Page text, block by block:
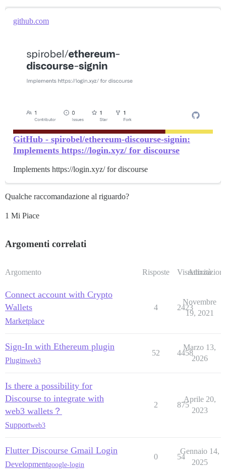
github.com
GitHub - spirobel/ethereum-discourse-signin:
Implements https://login.xyz/ for discourse
Implements https://login.xyz/ for discourse
Qualche raccomandazione al riguardo?
1 Mi Piace
Argomenti correlati
Argomento Risposte Visualizzazioni
Attività
Connect account with Crypto
Wallets
Marketplace
4 2423
Novembre
19, 2021
Sign-In with Ethereum plugin
Pluginweb3
52 4458
Marzo 13,
2026
Is there a possibility for
Discourse to integrate with
web3 wallets？
Supportweb3
2 875
Aprile 20,
2023
Flutter Discourse Gmail Login
Developmentgoogle-login
0 54
Gennaio 14,
2025